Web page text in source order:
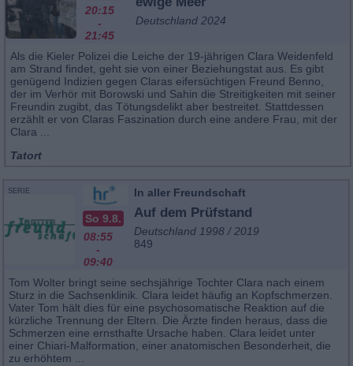
20:15
-
21:45
Deutschland 2024
Als die Kieler Polizei die Leiche der 19-jährigen Clara Weidenfeld
am Strand findet, geht sie von einer Beziehungstat aus. Es gibt
genügend Indizien gegen Claras eifersüchtigen Freund Benno,
der im Verhör mit Borowski und Sahin die Streitigkeiten mit seiner
Freundin zugibt, das Tötungsdelikt aber bestreitet. Stattdessen
erzählt er von Claras Faszination durch eine andere Frau, mit der
Clara ...
Tatort
SERIE
So 9.8.
08:55
-
09:40
In aller Freundschaft
Auf dem Prüfstand
Deutschland 1998 / 2019
849
Tom Wolter bringt seine sechsjährige Tochter Clara nach einem
Sturz in die Sachsenklinik. Clara leidet häufig an Kopfschmerzen.
Vater Tom hält dies für eine psychosomatische Reaktion auf die
kürzliche Trennung der Eltern. Die Ärzte finden heraus, dass die
Schmerzen eine ernsthafte Ursache haben. Clara leidet unter
einer Chiari-Malformation, einer anatomischen Besonderheit, die
zu erhöhtem ...